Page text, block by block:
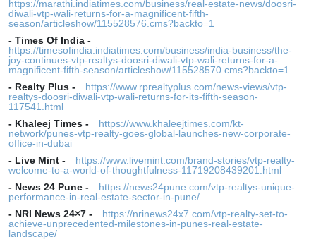
https://marathi.indiatimes.com/business/real-estate-news/doosri-
diwali-vtp-wali-returns-for-a-magnificent-fifth-
season/articleshow/115528576.cms?backto=1
- Times Of India -
https://timesofindia.indiatimes.com/business/india-business/the-
joy-continues-vtp-realtys-doosri-diwali-vtp-wali-returns-for-a-
magnificent-fifth-season/articleshow/115528570.cms?backto=1
- Realty Plus -
https://www.rprealtyplus.com/news-views/vtp-
realtys-doosri-diwali-vtp-wali-returns-for-its-fifth-season-
117541.html
- Khaleej Times -
https://www.khaleejtimes.com/kt-
network/punes-vtp-realty-goes-global-launches-new-corporate-
office-in-dubai
- Live Mint -
https://www.livemint.com/brand-stories/vtp-realty-
welcome-to-a-world-of-thoughtfulness-11719208439201.html
- News 24 Pune -
https://news24pune.com/vtp-realtys-unique-
performance-in-real-estate-sector-in-pune/
- NRI News 24×7 -
https://nrinews24x7.com/vtp-realty-set-to-
achieve-unprecedented-milestones-in-punes-real-estate-
landscape/